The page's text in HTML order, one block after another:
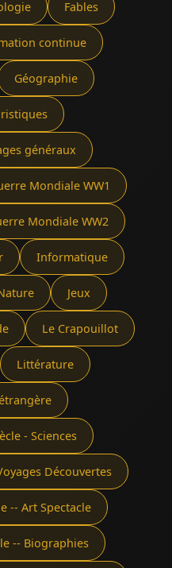
Fables
continue
Géographie
généraux
Mondiale WW1
Mondiale WW2
Informatique
Jeux
Le Crapouillot
Littérature
- Sciences
Découvertes
-- Art Spectacle
-- Biographies